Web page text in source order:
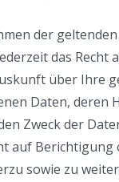
der
das Recht
über Ihre
Daten, deren
Zweck der
auf Berichtigung
sowie zu